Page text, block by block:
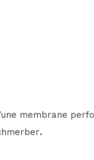
membrane
.